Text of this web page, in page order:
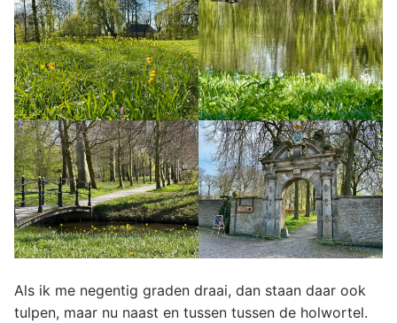
Als ik me negentig graden draai, dan staan daar ook
tulpen, maar nu naast en tussen tussen de holwortel.